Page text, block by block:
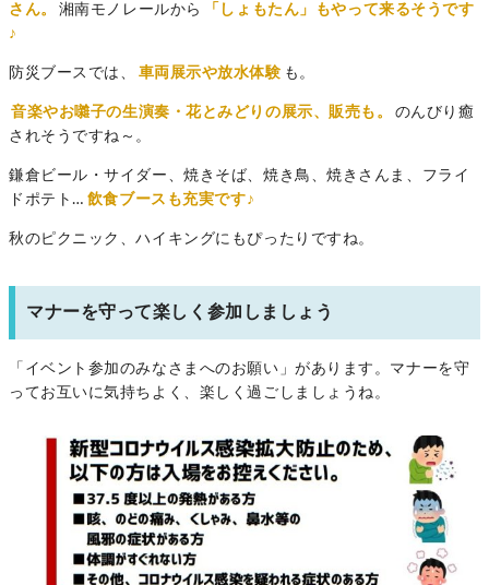
さん。
湘南モノレールから 「しょもたん」もやって来るそうです
♪
防災ブースでは、 車両展示や放水体験 も。
音楽やお囃子の生演奏・花とみどりの展示、販売も。
のんびり癒
されそうですね～。
鎌倉ビール・サイダー、焼きそば、焼き鳥、焼きさんま、フライ
ドポテト… 飲食ブースも充実です♪
秋のピクニック、ハイキングにもぴったりですね。
マナーを守って楽しく参加しましょう
「イベント参加のみなさまへのお願い」があります。マナーを守
ってお互いに気持ちよく、楽しく過ごしましょうね。